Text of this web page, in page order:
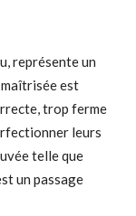
représente un
est
trop ferme
leurs
telle que
un passage